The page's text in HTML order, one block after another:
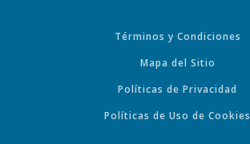
Términos y Condiciones
Mapa del Sitio
Políticas de Privacidad
Políticas de Uso de Cookies